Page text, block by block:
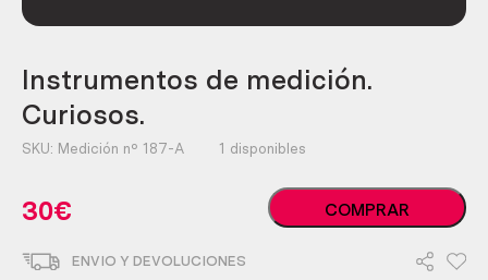
Instrumentos de medición.
Curiosos.
SKU: Medición nº 187-A 1 disponibles
30€
Instrumentos
de
COMPRAR
ENVIO Y DEVOLUCIONES